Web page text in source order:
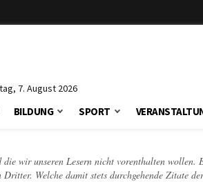
7. August 2026
BILDUNG SPORT
wir unseren Lesern nicht vorenthalten wollen.
Welche damit stets durchgehende Zitate